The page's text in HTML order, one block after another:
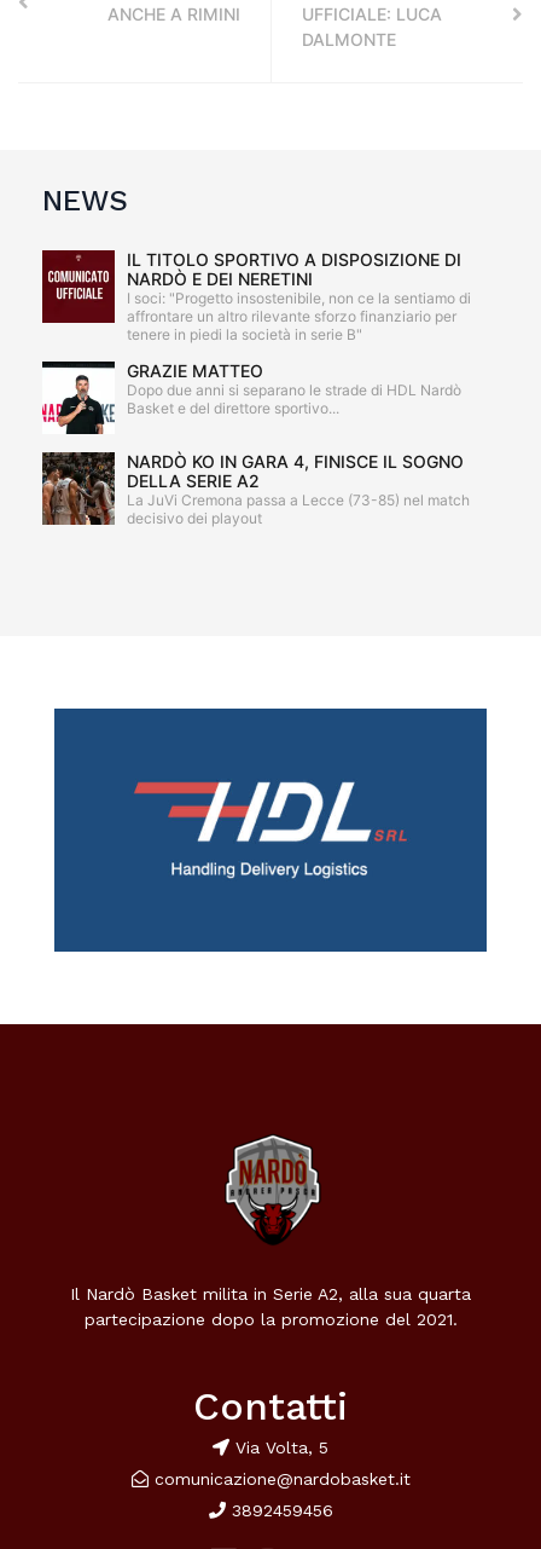
ANCHE A RIMINI
UFFICIALE: LUCA
DALMONTE
NEWS
IL TITOLO SPORTIVO A DISPOSIZIONE DI
NARDÒ E DEI NERETINI
I soci: "Progetto insostenibile, non ce la sentiamo di
affrontare un altro rilevante sforzo finanziario per
tenere in piedi la società in serie B"
GRAZIE MATTEO
Dopo due anni si separano le strade di HDL Nardò
Basket e del direttore sportivo...
NARDÒ KO IN GARA 4, FINISCE IL SOGNO
DELLA SERIE A2
La JuVi Cremona passa a Lecce (73-85) nel match
decisivo dei playout
Il Nardò Basket milita in Serie A2, alla sua quarta
partecipazione dopo la promozione del 2021.
Contatti
Via Volta, 5
comunicazione@nardobasket.it
3892459456